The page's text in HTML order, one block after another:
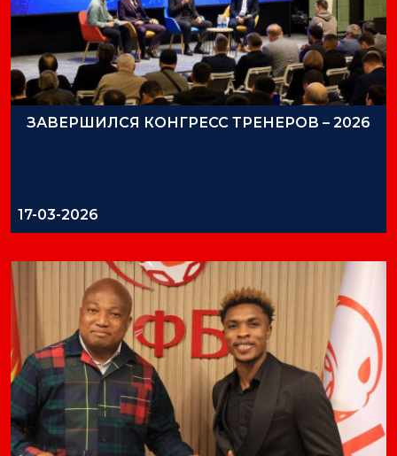
ЗАВЕРШИЛСЯ КОНГРЕСС ТРЕНЕРОВ – 2026
17-03-2026